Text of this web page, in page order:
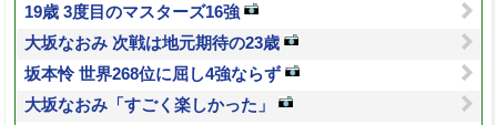
19歳 3度目のマスターズ16強
大坂なおみ 次戦は地元期待の23歳
坂本怜 世界268位に屈し4強ならず
大坂なおみ「すごく楽しかった」